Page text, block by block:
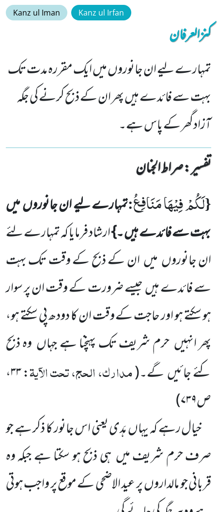
Kanz ul Iman Kanz ul Irfan
کنزالعرفان
تمہارے لیے ان جانوروں میں ایک مقررہ مدت تک
بہت سے فائدے ہیں پھر ان کے ذبح کرنے کی جگہ
آزادگھر کے پاس ہے۔
تفسیر : ‎صراط الجنان
{لَكُمْ فِیْهَا مَنَافِعُ:تمہارے لیے ان جانوروںمیں
بہت سے فائدے ہیں ۔}ارشاد فرمایا کہ تمہارے لئے
ان جانوروںمیںان کے ذبح کے وقت تک بہت
سے فائدے ہیںجیسے ضرورت کے وقت ان پر سوار
ہو سکتے ہو اور حاجت کے وقت ان کا دودھ پی سکتے ہو،
پھر انہیںحرم شریف تک پہنچنا ہے جہاں وہ ذبح
کئے جائیںگے۔(مدارک، الحج، تحت الآیۃ
: ۳۳،
ص۷۳۹
)
خیال رہے کہ یہاںہَدی یعنی اس جانور کا ذکر ہے جو
صرف حرم شریف میں ہی ذبح ہو سکتا ہے جبکہ وہ
قربانی جو مالداروںپر عید الاضحی کے موقع پر واجب ہوتی